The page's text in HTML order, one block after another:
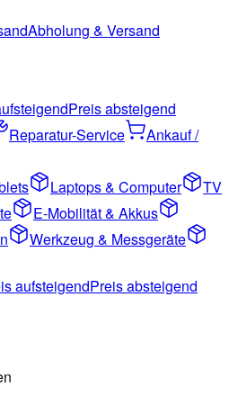
Abholung & Versand
Preis absteigend
Reparatur-Service
Ankauf /
Laptops & Computer
TV
E-Mobilität & Akkus
Werkzeug & Messgeräte
aufsteigendPreis absteigend